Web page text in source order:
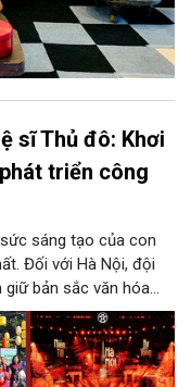
sĩ Thủ đô: Khơi
triển công
sáng tạo của con
Đối với Hà Nội, đội
giữ bản sắc văn hóa
hình thành các sản
dậy, phát huy và tạo
sẽ là “chìa khóa”